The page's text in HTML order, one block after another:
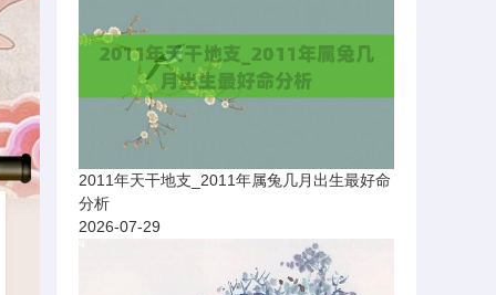
2011年天干地支_2011年属兔几月出生最好命
分析
2026-07-29